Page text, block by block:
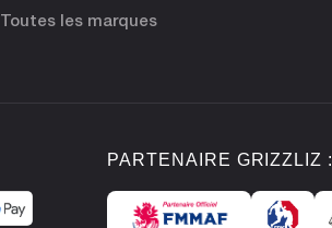
Toutes les marques
PARTENAIRE GRIZZLIZ :